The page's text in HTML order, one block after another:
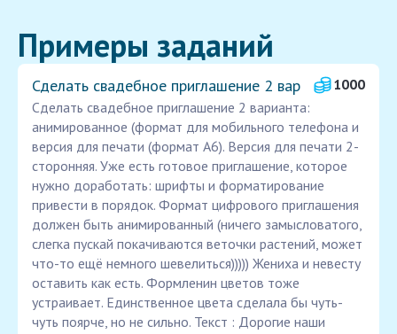
Примеры заданий
Сделать свадебное приглашение 2 вар
1000
Сделать свадебное приглашение 2 варианта:
анимированное (формат для мобильного телефона и
версия для печати (формат А6). Версия для печати 2-
сторонняя. Уже есть готовое приглашение, которое
нужно доработать: шрифты и форматирование
привести в порядок. Формат цифрового приглашения
должен быть анимированный (ничего замысловатого,
слегка пускай покачиваются веточки растений, может
что-то ещё немного шевелиться))))) Жениха и невесту
оставить как есть. Формленин цветов тоже
устраивает. Единственное цвета сделала бы чуть-
чуть поярче, но не сильно. Текст : Дорогие наши